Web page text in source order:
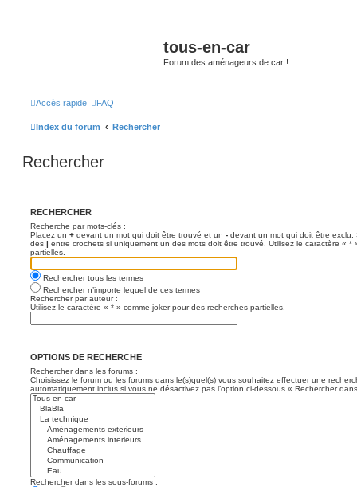
tous-en-car
Forum des aménageurs de car !
Accès rapide FAQ
Index du forum Rechercher
Rechercher
RECHERCHER
Recherche par mots-clés :
Placez un + devant un mot qui doit être trouvé et un - devant un mot qui doit être
des | entre crochets si uniquement un des mots doit être trouvé. Utilisez le caractère « *
partielles.
Rechercher tous les termes
Rechercher n’importe lequel de ces termes
Rechercher par auteur :
Utilisez le caractère « * » comme joker pour des recherches partielles.
OPTIONS DE RECHERCHE
Rechercher dans les forums :
Choisissez le forum ou les forums dans le(s)quel(s) vous souhaitez effectuer une
automatiquement inclus si vous ne désactivez pas l’option ci-dessous « Rechercher
Rechercher dans les sous-forums :